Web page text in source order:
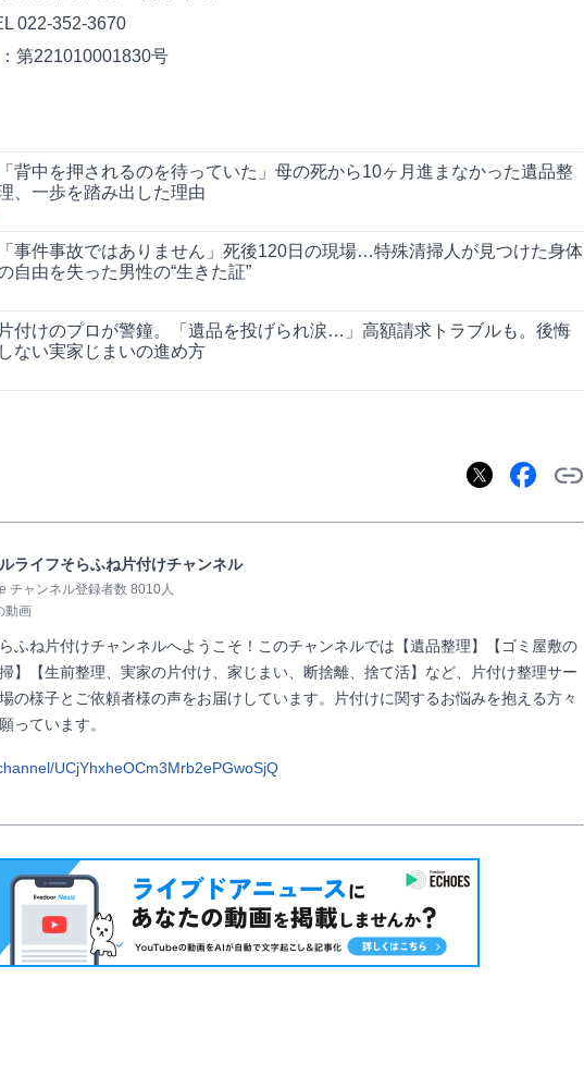
022-352-3670
第221010001830号
「背中を押されるのを待っていた」母の死から10ヶ月進まなかった遺品整
、一歩を踏み出した理由
「事件事故ではありません」死後120日の現場…特殊清掃人が見つけた身体
自由を失った男性の“生きた証”
片付けのプロが警鐘。「遺品を投げられ涙…」高額請求トラブルも。後悔
しない実家じまいの進め方
ライフそらふね片付けチャンネル
チャンネル登録者数 8010人
動画
ふね片付けチャンネルへようこそ！このチャンネルでは【遺品整理】【ゴミ屋敷の
】【生前整理、実家の片付け、家じまい、断捨離、捨て活】など、片付け整理サー
の様子とご依頼者様の声をお届けしています。片付けに関するお悩みを抱える方々
と願っています。
UCjYhxheOCm3Mrb2ePGwoSjQ